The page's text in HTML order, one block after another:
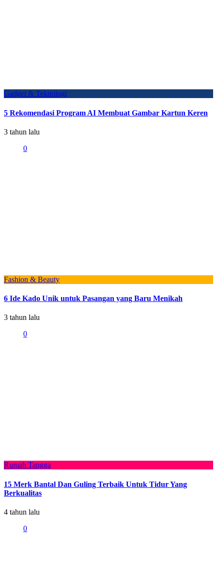
Gadget & Teknologi
5 Rekomendasi Program AI Membuat Gambar Kartun Keren
3 tahun lalu
0
Fashion & Beauty
6 Ide Kado Unik untuk Pasangan yang Baru Menikah
3 tahun lalu
0
Rumah Tangga
15 Merk Bantal Dan Guling Terbaik Untuk Tidur Yang
Berkualitas
4 tahun lalu
0